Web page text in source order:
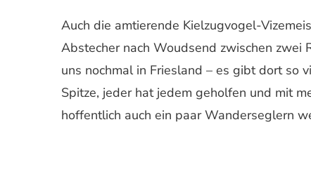
Auch die amtierende Kielzugvogel-
Abstecher nach Woudsend zwischen zwei
uns nochmal in Friesland – es gibt dort so
Spitze, jeder hat jedem geholfen und mit
hoffentlich auch ein paar Wanderseglern